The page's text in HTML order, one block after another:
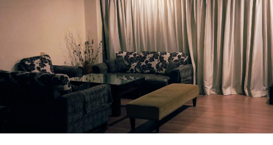
書プ
ロ
フ
お
問